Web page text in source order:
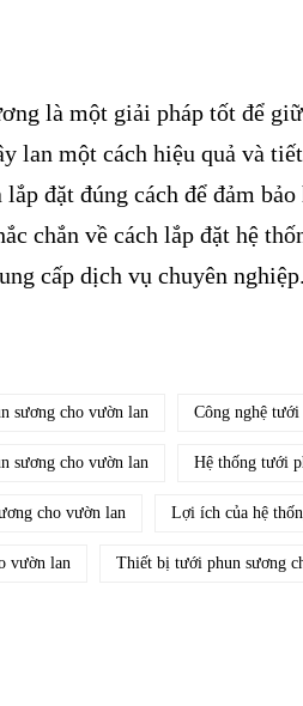
là một giải pháp tốt để
lan một cách hiệu quả và
đặt đúng cách để đảm
chắn về cách lắp đặt hệ
cấp dịch vụ chuyên nghiệp.
sương cho vườn lan Công nghệ
sương cho vườn lan Hệ thống tưới
cho vườn lan Lợi ích của hệ
vườn lan Thiết bị tưới phun sương